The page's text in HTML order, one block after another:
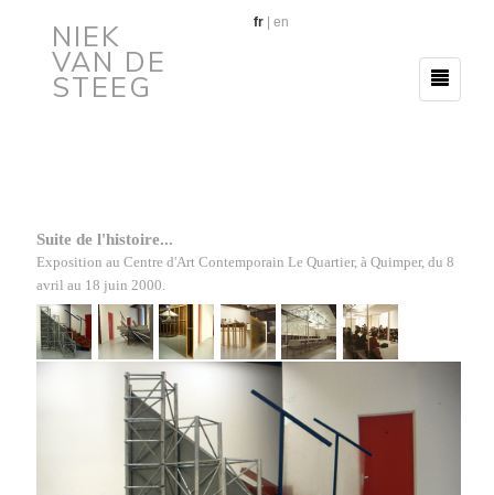
NIEK
VAN DE
STEEG
fr en
Suite de l'histoire...
Exposition au Centre d'Art Contemporain Le Quartier, à Quimper,du 8
avril au 18 juin 2000